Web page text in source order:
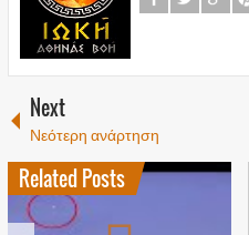
Next
Νεότερη ανάρτηση
Related Posts